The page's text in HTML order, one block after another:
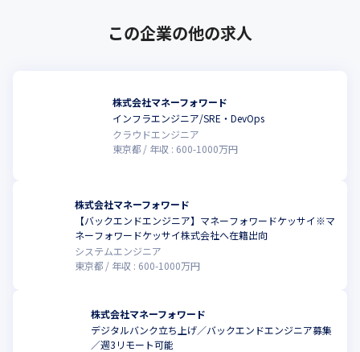
この企業の他の求人
株式会社マネーフォワード
インフラエンジニア/SRE・DevOps
クラウドエンジニア
東京都
年収 : 600-1000万円
株式会社マネーフォワード
【バックエンドエンジニア】マネーフォワードケッサイ※マ
ネーフォワードケッサイ株式会社へ在籍出向
システムエンジニア
東京都
年収 : 600-1000万円
株式会社マネーフォワード
デジタルバンク立ち上げ／バックエンドエンジニア募集
／週3リモート可能